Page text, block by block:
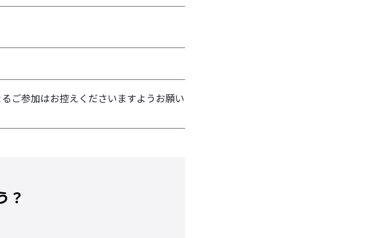
ご参加はお控えくださいますようお願い